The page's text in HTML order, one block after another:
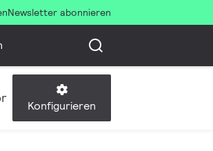
Newsletter abonnieren
Konfigurieren